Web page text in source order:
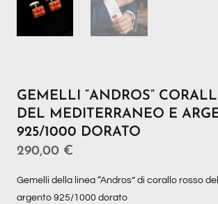
GEMELLI “ANDROS”
DEL MEDITERRANEO E
925/1000 DORATO
290,00 €
Gemelli della linea “Andros” di corallo rosso
argento 925/1000 dorato